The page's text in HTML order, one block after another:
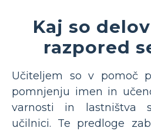
Kaj so
razpored
Učiteljem so v pomoč
pomnjenju imen in
varnosti in lastništva
učilnici. Te predloge